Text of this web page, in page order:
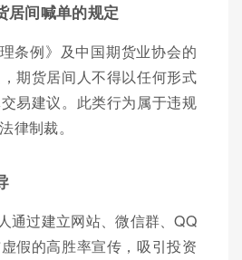
居间喊单的规定
条例》及中国期货业协会的
期货居间人不得以任何形式
易建议。此类行为属于违规
律制裁。
通过建立网站、微信群、QQ
假的高胜率宣传，吸引投资